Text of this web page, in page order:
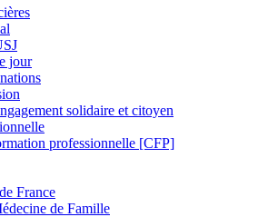
jour
solidaire et citoyen
professionnelle [CFP]
France
de Famille